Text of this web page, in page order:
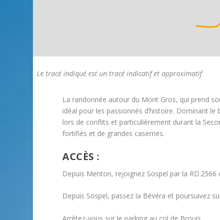
Le tracé indiqué est un tracé indicatif et approximatif
La randonnée autour du Mont Gros, qui prend
idéal pour les passionnés d’histoire. Dominant
lors de conflits et particulièrement durant la
fortifiés et de grandes casernes.
ACCÈS :
Depuis Menton, rejoignez Sospel par la
Depuis Sospel, passez la Bévéra et poursuivez
Arrêtez-vous sur le parking au col de Brouis.